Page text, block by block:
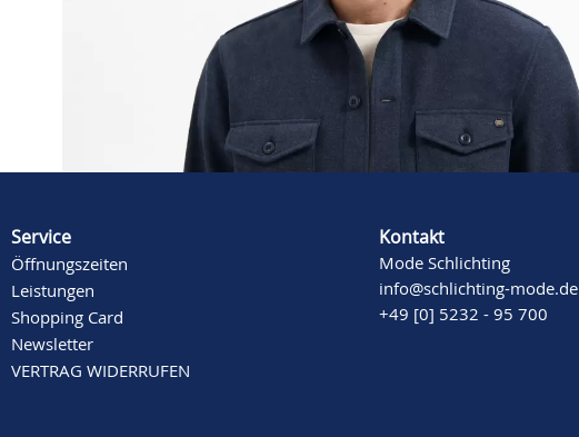
Mehr Informationen
Service
Öffnungszeiten
Leistungen
Shopping Card
Newsletter
VERTRAG WIDERRUFEN
Kontakt
Mode Schlichting
info@schlichting-mode.de
+49 [0] 5232 - 95 700